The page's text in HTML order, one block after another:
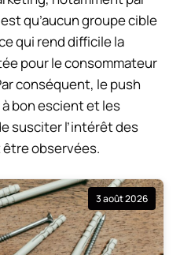
qu’aucun groupe cible
qui rend difficile la
pour le consommateur
conséquent, le push
bon escient et les
susciter l’intérêt des
observées.
3 août 2026